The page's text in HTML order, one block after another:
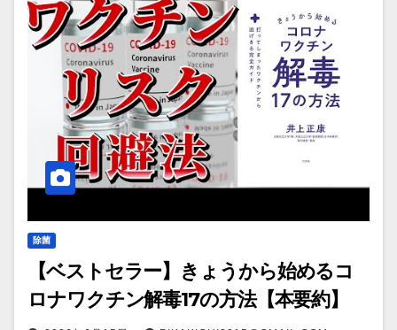
除菌
【ベストセラー】きょうから始めるコ
ロナワクチン解毒17の方法【本要約】